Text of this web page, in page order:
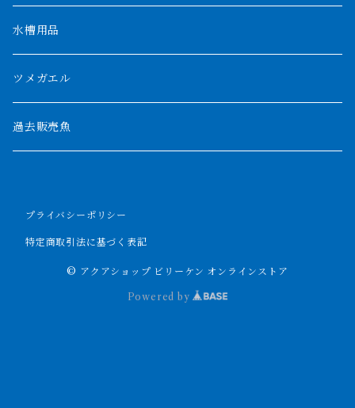
ザイールグリーン
パルマス
ポーリー
セネガルス
ナイル川
ブリードポリプ
エンドリケリー
1500mm
1800mm
2000mm以上
水槽用品
ツメガエル
過去販売魚
プライバシーポリシー
特定商取引法に基づく表記
© アクアショップ ビリーケン オンラインストア
Powered by